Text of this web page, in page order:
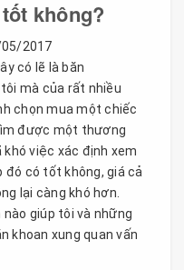
không?
2017
có lẽ là băn
mà của rất nhiều
chọn mua một chiếc
được một thương
việc xác định xem
có tốt không, giá cả
lại càng khó hơn.
giúp tôi và những
khoan xung quan vấn